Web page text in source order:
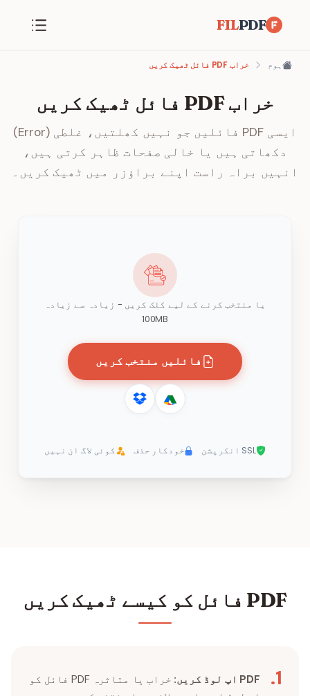
FILPDF
ہوم خراب PDF فائل ٹھیک کریں
خراب PDF فائل ٹھیک کریں
ایسی PDF فائلیں جو نہیں کھلتیں، غلطی (Error)
دکھاتی ہیں یا خالی صفحات ظاہر کرتی ہیں،
انہیں براہ راست اپنے براؤزر میں ٹھیک کریں۔
یا منتخب کرنے کے لیے کلک کریں - زیادہ سے زیادہ
100MB
فائلیں منتخب کریں
SSL انکرپشن خودکار حذف کوئی لاگ ان نہیں
PDF فائل کو کیسے ٹھیک کریں
1
. PDF اپ لوڈ کریں:
خراب یا متاثرہ PDF فائل کو